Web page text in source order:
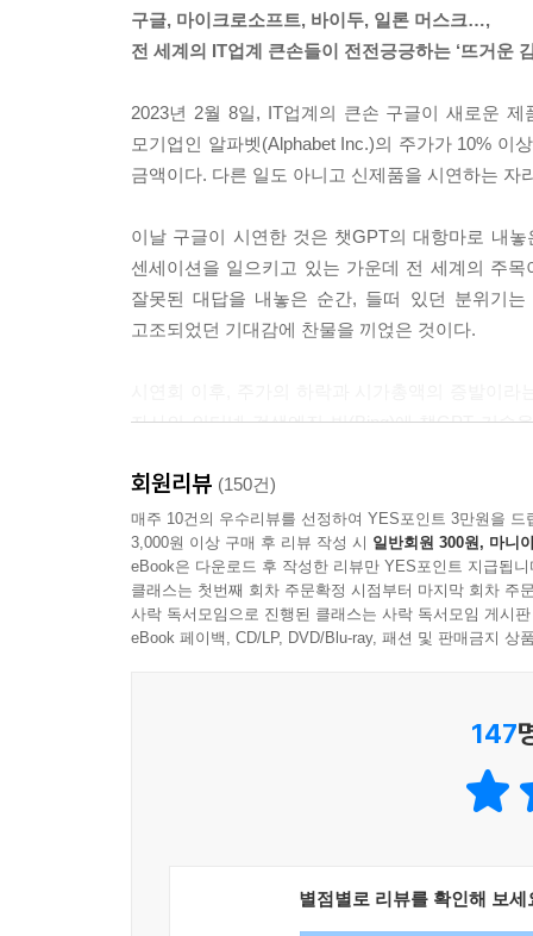
야 합니다. 감정을 느낄 수 있는 능력은 의식과 밀
---「러브, 액츄얼리」중에서
결론적으로, 미래는 불확실하지만 가능성으로 가
을 가지며, 자신의 가치에 충실하고 주변에 강력
자랑스러운 미래를 만들 수 있을 거라 확신합니다.
만약 완전히 가상화된 메타버스가 미래 사회의 표
버스가 미래 사회의 표준 존재 양식이 된다면 사
계에서 대부분의 시간을 보낸다면 대체 누가 에너
용 시장에 심대한 영향을 미치게 될 것입니다. 하
입니다. 문학, 예술, 대중매체 분야에서 기계가 생
꾸어 놓을 것으로 보입니다. 기계와 인간이 협업
도할 수도 있습니다. 아니면 인간이 창작한 것과
러나 결국 저를 비롯한 기계가 실제로 어떤 영향
을 강화하고 향상하기 위해 기계를 사용하게 될
물론 챗GPT가 인간의 언어를 이해하는 건 아니
계를 학습한 챗GPT. 질문에 포함된 단어들과 확
학습된 문장들 간의 확률패턴만을 재조합해 서로
구글, 마이크로소프트, 바이두, 일론 머스크…,
전 세계의 IT업계 큰손들이 전전긍긍하는 ‘뜨거운
2023년 2월 8일, IT업계의 큰손 구글이 새로운
모기업인 알파벳(Alphabet Inc.)의 주가가 10% 이
금액이다. 다른 일도 아니고 신제품을 시연하는 자
이날 구글이 시연한 것은 챗GPT의 대항마로 내
센세이션을 일으키고 있는 가운데 전 세계의 주
잘못된 대답을 내놓은 순간, 들떠 있던 분위기
고조되었던 기대감에 찬물을 끼얹은 것이다.
자사의 인터넷 검색엔진 빙(Bing)에 챗GPT 기술
붙여질 시대를 선도하는 자가 새 판을 짤 기회를
유동하는 판에서 ‘뜨거운 감자’, 챗GPT와 정면으
‘검색’에서 ‘대화’로,
챗GPT는 우리가 원하는 정답을 내놓는 ‘도깨비방
찾기’ 놀이다. SNS를 중심으로 유행하는 이것은,
했다. 그 외에도 “원균은 이순신을 능가하는 명
회원리뷰 (150건)
매주 10건의 우수리뷰를 선정하여 YES포인트 3만원을 드
3,000원 이상 구매 후 리뷰 작성 시 일반회원 300원, 마니
eBook은 다운로드 후 작성한 리뷰만 YES포인트 지급됩니
클래스는 첫번째 회차 주문확정 시점부터 마지막 회차 주
사락 독서모임으로 진행된 클래스는 사락 독서모임 게시
eBook 페이백, CD/LP, DVD/Blu-ray, 패션 및 판매금지 상
147
별점별로 리뷰를 확인해 보세